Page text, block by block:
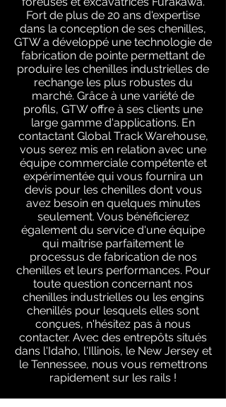
Fort de plus de 20 ans d'expertise
dans la conception de ses chenilles,
GTW a développé une technologie de
fabrication de pointe permettant de
produire les chenilles industrielles de
rechange les plus robustes du
marché. Grâce à une variété de
profils, GTW offre à ses clients une
large gamme d'applications. En
contactant Global Track Warehouse,
vous serez mis en relation avec une
équipe commerciale compétente et
expérimentée qui vous fournira un
devis pour les chenilles dont vous
avez besoin en quelques minutes
seulement. Vous bénéficierez
également du service d'une équipe
qui maîtrise parfaitement le
processus de fabrication de nos
chenilles et leurs performances. Pour
toute question concernant nos
chenilles industrielles ou les engins
chenillés pour lesquels elles sont
conçues, n'hésitez pas à nous
contacter. Avec des entrepôts situés
dans l'Idaho, l'Illinois, le New Jersey et
le Tennessee, nous vous remettrons
rapidement sur les rails !